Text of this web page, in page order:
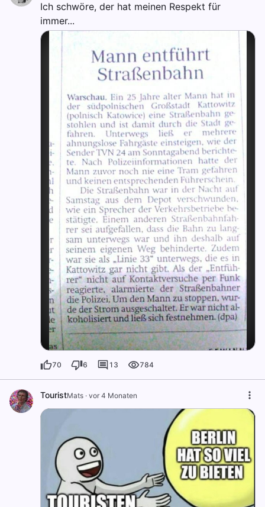
Ich schwöre, der hat meinen Respekt für
immer...
70 6 13 784
TouristMats · vor 4 Monaten